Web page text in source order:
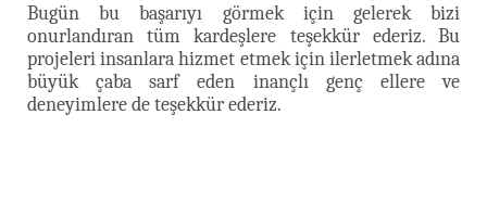
Bugün bu başarıyı görmek için gelerek bizi
onurlandıran tüm kardeşlere teşekkür ederiz. Bu
projeleri insanlara hizmet etmek için ilerletmek adına
büyük çaba sarf eden inançlı genç ellere ve
deneyimlere de teşekkür ederiz.